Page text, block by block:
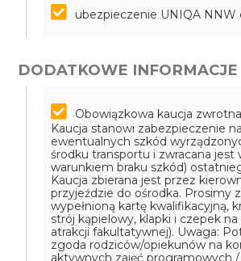
ubezpieczenie UNIQA NNW
DODATKOWE INFORMACJE
Obowiązkowa kaucja
Kaucja stanowi zabezpieczenie
ewentualnych szkód
środku transportu i zwracana jest
warunkiem braku szkód)
Kaucja zbierana jest przez
przyjeździe do ośrodka. Prosimy
wypełnioną kartę kwalifikacyjną,
strój kąpielowy, klapki i czepek
atrakcji fakultatywnej). Uwaga:
zgoda rodziców/opiekunów na
aktywnych zajęć programowych